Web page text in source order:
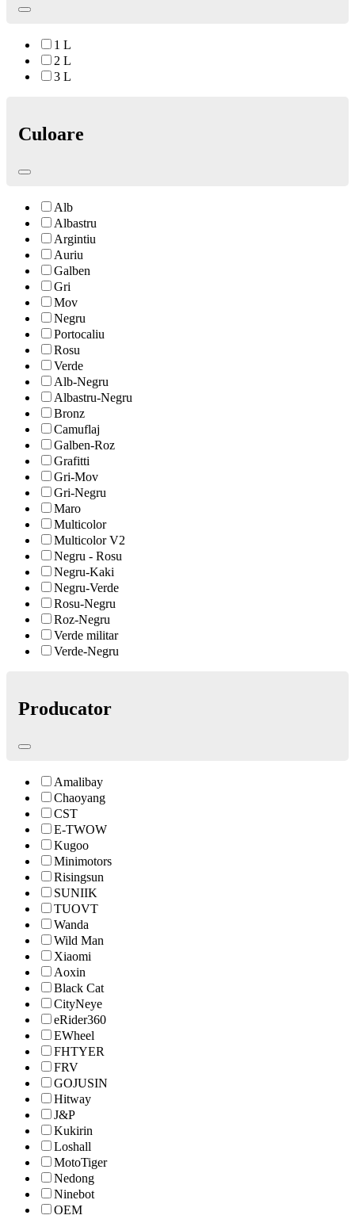
1 L
2 L
3 L
Culoare
Alb
Albastru
Argintiu
Auriu
Galben
Gri
Mov
Negru
Portocaliu
Rosu
Verde
Alb-Negru
Albastru-Negru
Bronz
Camuflaj
Galben-Roz
Grafitti
Gri-Mov
Gri-Negru
Maro
Multicolor
Multicolor V2
Negru - Rosu
Negru-Kaki
Negru-Verde
Rosu-Negru
Roz-Negru
Verde militar
Verde-Negru
Producator
Amalibay
Chaoyang
CST
E-TWOW
Kugoo
Minimotors
Risingsun
SUNIIK
TUOVT
Wanda
Wild Man
Xiaomi
Aoxin
Black Cat
CityNeye
eRider360
EWheel
FHTYER
FRV
GOJUSIN
Hitway
J&P
Kukirin
Loshall
MotoTiger
Nedong
Ninebot
OEM